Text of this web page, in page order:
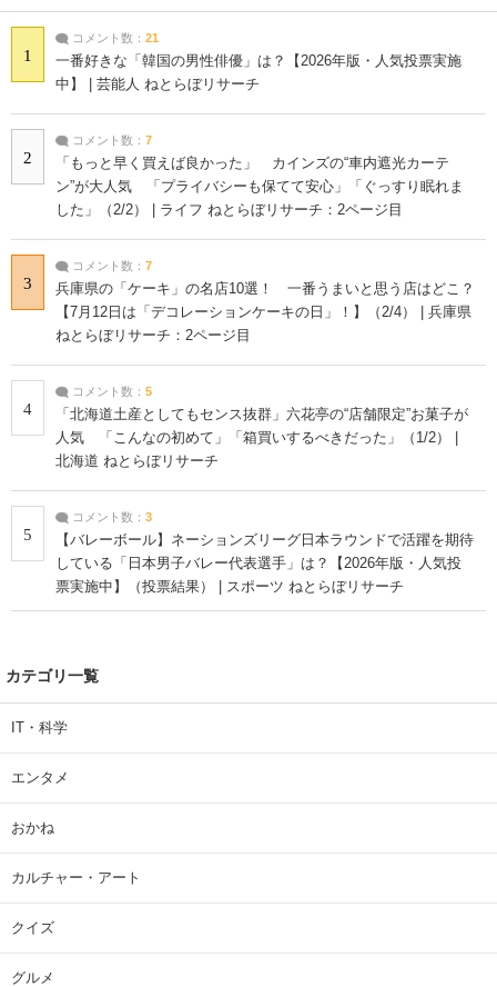
1
コメント数： 21
一番好きな「韓国の男性俳優」は？【2026年版・人気投票実施
中】 | 芸能人 ねとらぼリサーチ
2
コメント数： 7
「もっと早く買えば良かった」 カインズの“車内遮光カーテ
ン”が大人気 「プライバシーも保てて安心」「ぐっすり眠れま
した」（2/2） | ライフ ねとらぼリサーチ：2ページ目
3
コメント数： 7
兵庫県の「ケーキ」の名店10選！ 一番うまいと思う店はどこ？
【7月12日は「デコレーションケーキの日」！】（2/4） | 兵庫県
ねとらぼリサーチ：2ページ目
4
コメント数： 5
「北海道土産としてもセンス抜群」六花亭の“店舗限定”お菓子が
人気 「こんなの初めて」「箱買いするべきだった」（1/2） |
北海道 ねとらぼリサーチ
5
コメント数： 3
【バレーボール】ネーションズリーグ日本ラウンドで活躍を期待
している「日本男子バレー代表選手」は？【2026年版・人気投
票実施中】（投票結果） | スポーツ ねとらぼリサーチ
カテゴリ一覧
IT・科学
エンタメ
おかね
カルチャー・アート
クイズ
グルメ